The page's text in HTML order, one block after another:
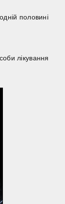
половині
лікування